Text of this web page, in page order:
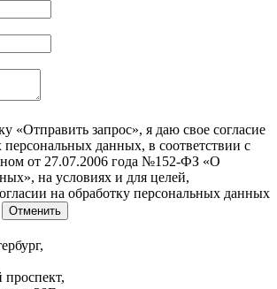
«Отправить запрос», я даю свое согласие
данных, в соответствии с
от 27.07.2006 года №152-ФЗ «О
на условиях и для целей,
на обработку персональных данных
Отменить